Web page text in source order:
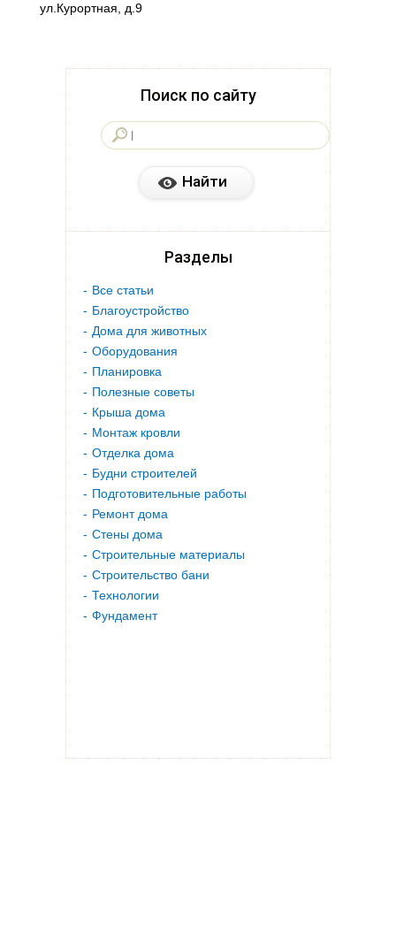
ул.Курортная, д.9
Поиск по сайту
Разделы
Все статьи
Благоустройство
Дома для животных
Оборудования
Планировка
Полезные советы
Крыша дома
Монтаж кровли
Отделка дома
Будни строителей
Подготовительные работы
Ремонт дома
Стены дома
Строительные материалы
Строительство бани
Технологии
Фундамент